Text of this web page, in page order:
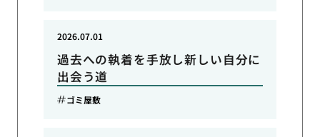
過去への執着を手放し新しい自分に
出会う道
2026.07.01
ゴミ屋敷